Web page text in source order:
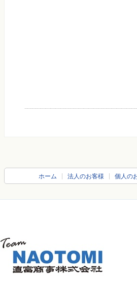
ホーム 法人のお客様 個人の